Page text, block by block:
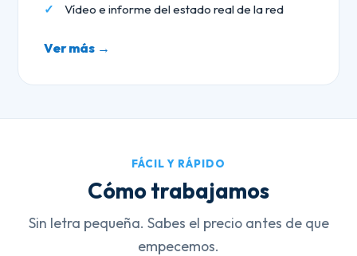
Vídeo e informe del estado real de la red
Ver más →
FÁCIL Y RÁPIDO
Cómo trabajamos
Sin letra pequeña. Sabes el precio antes de que
empecemos.